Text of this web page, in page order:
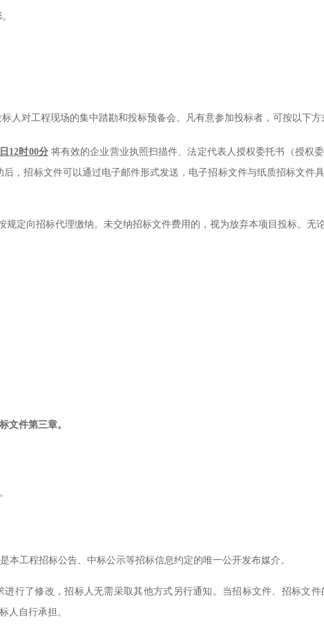
人对工程现场的集中踏勘和投标预备会。凡有意参加投标者，可按以下方
日 12时00分 将有效的企业营业执照扫描件、法定代表人授权委托书（授权
，招标文件可以通过电子邮件形式发送，电子招标文件与纸质招标文件
规定向招标代理缴纳。未交纳招标文件费用的，视为放弃本项目投标。无
文件第三章。
本工程招标公告、中标公示等招标信息约定的唯一公开发布媒介。
行了修改，招标人无需采取其他方式另行通知。当招标文件、招标文
人自行承担。